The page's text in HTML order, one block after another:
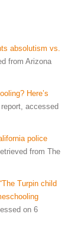
absolutism vs.
from Arizona
Here’s
accessed
police
from The
“The Turpin child
on 6